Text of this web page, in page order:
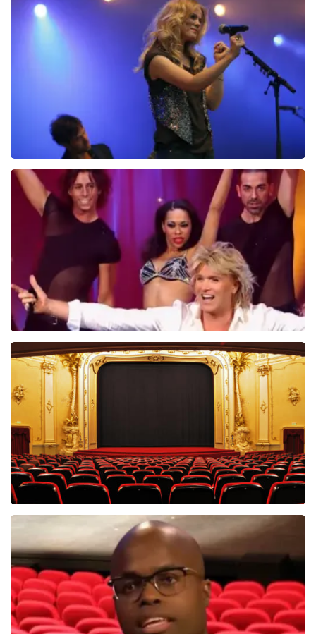
Ilse DeLange
274+
BEKIJKEN
Hans Klok
BEKIJKEN
Saturday Night Fever
60reviews
BEKIJKEN